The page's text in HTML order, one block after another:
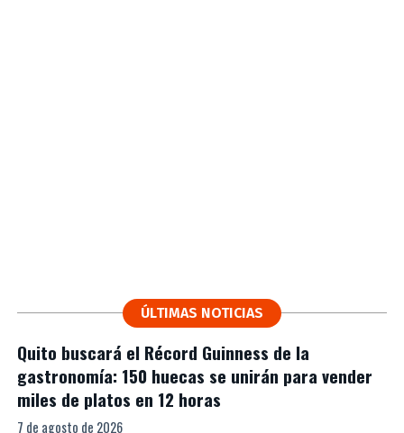
ÚLTIMAS NOTICIAS
Quito buscará el Récord Guinness de la
gastronomía: 150 huecas se unirán para vender
miles de platos en 12 horas
7 de agosto de 2026